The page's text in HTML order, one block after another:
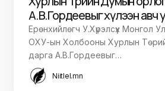
А.В.Гордеевыг хүлээн авч
Ерөнхийлөгч У.Хүрэлсүх Монгол
ОХУ-ын Холбооны Хурлын
дарга А.В.Гордеевыг…
Niitlel.mn